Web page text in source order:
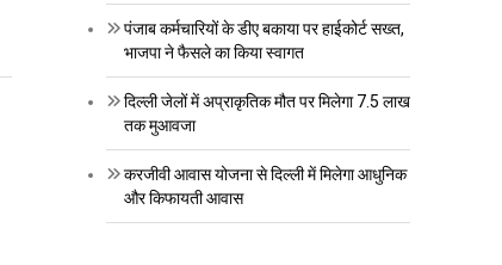
पंजाब कर्मचारियों के डीए बकाया पर हाईकोर्ट सख्त,
भाजपा ने फैसले का किया स्वागत
दिल्ली जेलों में अप्राकृतिक मौत पर मिलेगा 7.5 लाख
तक मुआवजा
करजीवी आवास योजना से दिल्ली में मिलेगा आधुनिक
और किफायती आवास